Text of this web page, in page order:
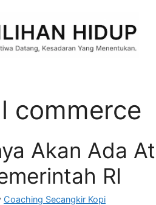
commerce
Akan Ada
RI
Coaching Secangkir Kopi